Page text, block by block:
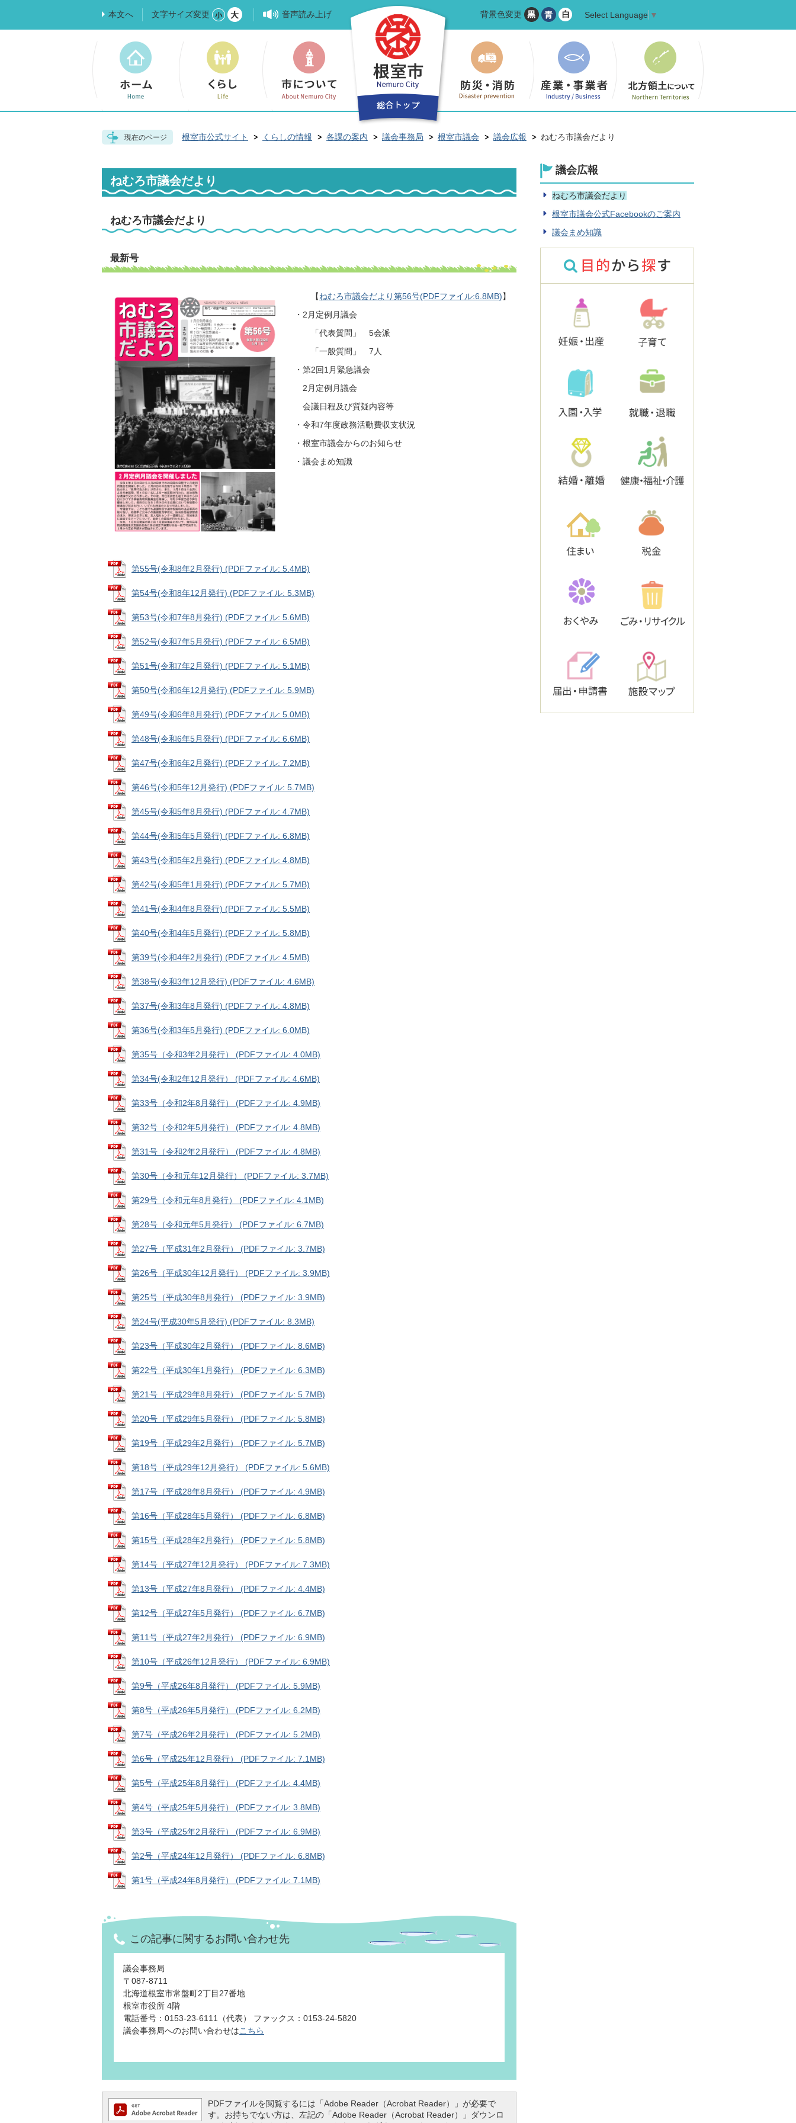
本文へ 文字サイズ変更 音声読み上げ 背景色変更 Select Language ▼
現在のページ 根室市公式サイト くらしの情報 各課の案内 議会事務局 根室市議会 議会広報 ねむろ市議会だより
ねむろ市議会だより
ねむろ市議会だより
最新号
【ねむろ市議会だより第56号(PDFファイル:6.8MB)】
・2月定例月議会
「代表質問」 5会派
「一般質問」 7人
・第2回1月緊急議会
2月定例月議会
会議日程及び質疑内容等
・令和7年度政務活動費収支状況
・根室市議会からのお知らせ
・議会まめ知識
第55号(令和8年2月発行) (PDFファイル: 5.4MB)
第54号(令和8年12月発行) (PDFファイル: 5.3MB)
第53号(令和7年8月発行) (PDFファイル: 5.6MB)
第52号(令和7年5月発行) (PDFファイル: 6.5MB)
第51号(令和7年2月発行) (PDFファイル: 5.1MB)
第50号(令和6年12月発行) (PDFファイル: 5.9MB)
第49号(令和6年8月発行) (PDFファイル: 5.0MB)
第48号(令和6年5月発行) (PDFファイル: 6.6MB)
第47号(令和6年2月発行) (PDFファイル: 7.2MB)
第46号(令和5年12月発行) (PDFファイル: 5.7MB)
第45号(令和5年8月発行) (PDFファイル: 4.7MB)
第44号(令和5年5月発行) (PDFファイル: 6.8MB)
第43号(令和5年2月発行) (PDFファイル: 4.8MB)
第42号(令和5年1月発行) (PDFファイル: 5.7MB)
第41号(令和4年8月発行) (PDFファイル: 5.5MB)
第40号(令和4年5月発行) (PDFファイル: 5.8MB)
第39号(令和4年2月発行) (PDFファイル: 4.5MB)
第38号(令和3年12月発行) (PDFファイル: 4.6MB)
第37号(令和3年8月発行) (PDFファイル: 4.8MB)
第36号(令和3年5月発行) (PDFファイル: 6.0MB)
第35号（令和3年2月発行） (PDFファイル: 4.0MB)
第34号(令和2年12月発行） (PDFファイル: 4.6MB)
第33号（令和2年8月発行） (PDFファイル: 4.9MB)
第32号（令和2年5月発行） (PDFファイル: 4.8MB)
第31号（令和2年2月発行） (PDFファイル: 4.8MB)
第30号（令和元年12月発行） (PDFファイル: 3.7MB)
第29号（令和元年8月発行） (PDFファイル: 4.1MB)
第28号（令和元年5月発行） (PDFファイル: 6.7MB)
第27号（平成31年2月発行） (PDFファイル: 3.7MB)
第26号（平成30年12月発行） (PDFファイル: 3.9MB)
第25号（平成30年8月発行） (PDFファイル: 3.9MB)
第24号(平成30年5月発行) (PDFファイル: 8.3MB)
第23号（平成30年2月発行） (PDFファイル: 8.6MB)
第22号（平成30年1月発行） (PDFファイル: 6.3MB)
第21号（平成29年8月発行） (PDFファイル: 5.7MB)
第20号（平成29年5月発行） (PDFファイル: 5.8MB)
第19号（平成29年2月発行） (PDFファイル: 5.7MB)
第18号（平成29年12月発行） (PDFファイル: 5.6MB)
第17号（平成28年8月発行） (PDFファイル: 4.9MB)
第16号（平成28年5月発行） (PDFファイル: 6.8MB)
第15号（平成28年2月発行） (PDFファイル: 5.8MB)
第14号（平成27年12月発行） (PDFファイル: 7.3MB)
第13号（平成27年8月発行） (PDFファイル: 4.4MB)
第12号（平成27年5月発行） (PDFファイル: 6.7MB)
第11号（平成27年2月発行） (PDFファイル: 6.9MB)
第10号（平成26年12月発行） (PDFファイル: 6.9MB)
第9号（平成26年8月発行） (PDFファイル: 5.9MB)
第8号（平成26年5月発行） (PDFファイル: 6.2MB)
第7号（平成26年2月発行） (PDFファイル: 5.2MB)
第6号（平成25年12月発行） (PDFファイル: 7.1MB)
第5号（平成25年8月発行） (PDFファイル: 4.4MB)
第4号（平成25年5月発行） (PDFファイル: 3.8MB)
第3号（平成25年2月発行） (PDFファイル: 6.9MB)
第2号（平成24年12月発行） (PDFファイル: 6.8MB)
第1号（平成24年8月発行） (PDFファイル: 7.1MB)
この記事に関するお問い合わせ先
議会事務局
〒087-8711
北海道根室市常盤町2丁目27番地
根室市役所 4階
電話番号：0153-23-6111（代表） ファックス：0153-24-5820
議会事務局へのお問い合わせはこちら
PDFファイルを閲覧するには「Adobe Reader（Acrobat Reader）」が必要で
す。お持ちでない方は、左記の「Adobe Reader（Acrobat Reader）」ダウンロ
議会広報
ねむろ市議会だより
根室市議会公式Facebookのご案内
議会まめ知識